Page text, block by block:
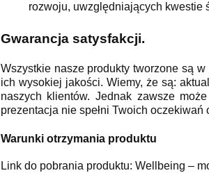
rozwoju, uwzględniających kwestie
Gwarancja satysfakcji.
Wszystkie nasze produkty tworzone są
ich wysokiej jakości. Wiemy, że są:
naszych klientów. Jednak zawsze
prezentacja nie spełni Twoich
Warunki otrzymania produktu
Link do pobrania produktu: Wellbeing –